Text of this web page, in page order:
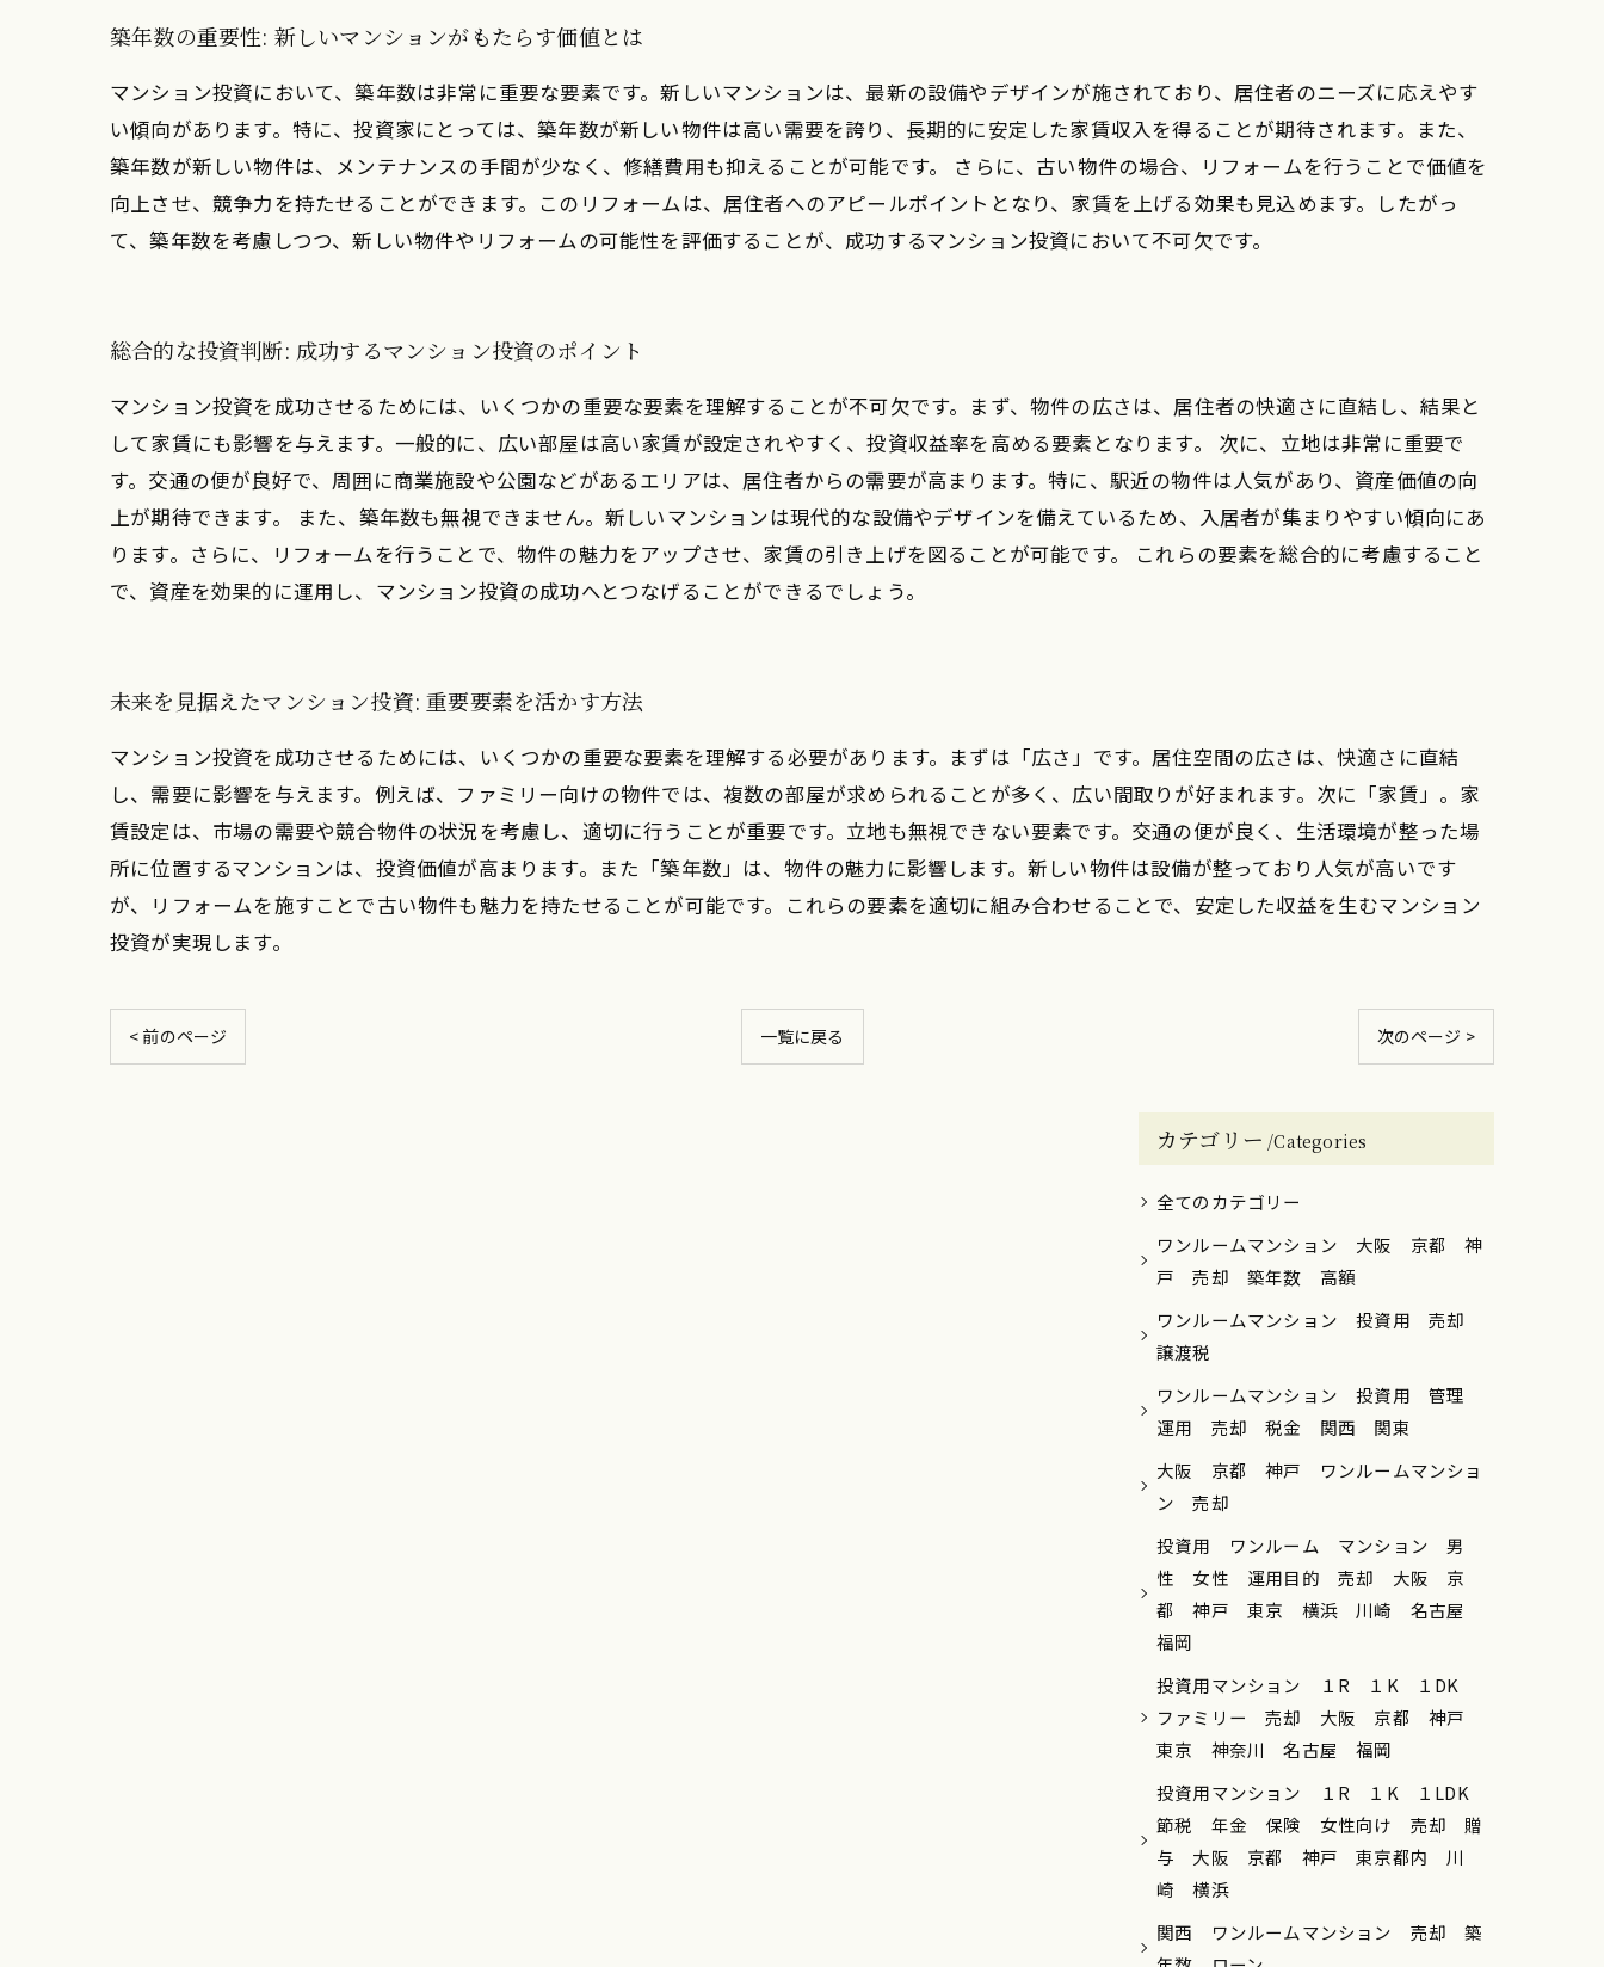
築年数の重要性: 新しいマンションがもたらす価値とは
マンション投資において、築年数は非常に重要な要素です。新しいマンションは、最新の設備やデザインが施されており、居住者のニーズに応えやす
い傾向があります。特に、投資家にとっては、築年数が新しい物件は高い需要を誇り、長期的に安定した家賃収入を得ることが期待されます。また、
築年数が新しい物件は、メンテナンスの手間が少なく、修繕費用も抑えることが可能です。 さらに、古い物件の場合、リフォームを行うことで価値を
向上させ、競争力を持たせることができます。このリフォームは、居住者へのアピールポイントとなり、家賃を上げる効果も見込めます。したがっ
て、築年数を考慮しつつ、新しい物件やリフォームの可能性を評価することが、成功するマンション投資において不可欠です。
総合的な投資判断: 成功するマンション投資のポイント
マンション投資を成功させるためには、いくつかの重要な要素を理解することが不可欠です。まず、物件の広さは、居住者の快適さに直結し、結果と
して家賃にも影響を与えます。一般的に、広い部屋は高い家賃が設定されやすく、投資収益率を高める要素となります。 次に、立地は非常に重要で
す。交通の便が良好で、周囲に商業施設や公園などがあるエリアは、居住者からの需要が高まります。特に、駅近の物件は人気があり、資産価値の向
上が期待できます。 また、築年数も無視できません。新しいマンションは現代的な設備やデザインを備えているため、入居者が集まりやすい傾向にあ
ります。さらに、リフォームを行うことで、物件の魅力をアップさせ、家賃の引き上げを図ることが可能です。 これらの要素を総合的に考慮すること
で、資産を効果的に運用し、マンション投資の成功へとつなげることができるでしょう。
未来を見据えたマンション投資: 重要要素を活かす方法
マンション投資を成功させるためには、いくつかの重要な要素を理解する必要があります。まずは「広さ」です。居住空間の広さは、快適さに直結
し、需要に影響を与えます。例えば、ファミリー向けの物件では、複数の部屋が求められることが多く、広い間取りが好まれます。次に「家賃」。家
賃設定は、市場の需要や競合物件の状況を考慮し、適切に行うことが重要です。立地も無視できない要素です。交通の便が良く、生活環境が整った場
所に位置するマンションは、投資価値が高まります。また「築年数」は、物件の魅力に影響します。新しい物件は設備が整っており人気が高いです
が、リフォームを施すことで古い物件も魅力を持たせることが可能です。これらの要素を適切に組み合わせることで、安定した収益を生むマンション
投資が実現します。
< 前のページ 一覧に戻る 次のページ >
カテゴリー Categories
全てのカテゴリー
ワンルームマンション 大阪 京都 神
戸 売却 築年数 高額
ワンルームマンション 投資用 売却
譲渡税
ワンルームマンション 投資用 管理
運用 売却 税金 関西 関東
大阪 京都 神戸 ワンルームマンショ
ン 売却
投資用 ワンルーム マンション 男
性 女性 運用目的 売却 大阪 京
都 神戸 東京 横浜 川崎 名古屋
福岡
投資用マンション １R １K １DK
ファミリー 売却 大阪 京都 神戸
東京 神奈川 名古屋 福岡
投資用マンション １R １K １LDK
節税 年金 保険 女性向け 売却 贈
与 大阪 京都 神戸 東京都内 川
崎 横浜
関西 ワンルームマンション 売却 築